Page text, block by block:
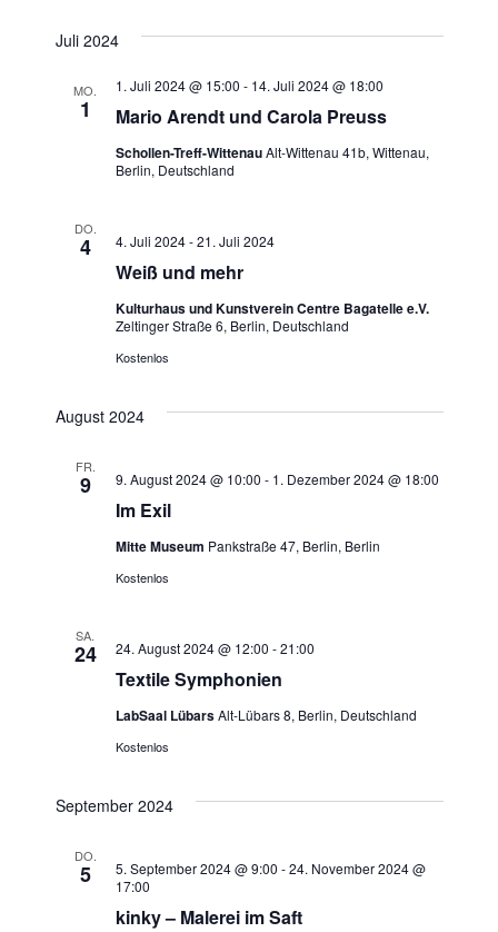
e
n
S
e
n
d
n
c
t
n
i
t
N
i
a
Juli 2024
MO.
1 Mario Arendt und Carola Preuss
1. Juli 2024 @ 15:00 - 14. Juli 2024 @ 18:00
Schollen-Treff-WittenauAlt-Wittenau 41b, Wittenau,
Berlin, Deutschland
DO.
4
Weiß und mehr
4. Juli 2024-21. Juli 2024
Kulturhaus und Kunstverein Centre Bagatelle e.V.
Zeltinger Straße 6, Berlin, Deutschland
Kostenlos
August 2024
FR.
9
Im Exil
9. August 2024 @ 10:00 - 1. Dezember 2024 @ 18:00
Mitte Museum Pankstraße 47, Berlin, Berlin
Kostenlos
SA.
24
Textile Symphonien
24. August 2024 @ 12:00 -21:00
LabSaal LübarsAlt-Lübars 8, Berlin, Deutschland
Kostenlos
September 2024
DO.
5
kinky – Malerei im Saft
5. September 2024 @ 9:00 -24. November 2024 @
17:00